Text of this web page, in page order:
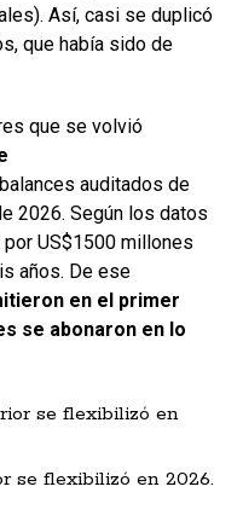
Así, casi se duplicó
que había sido de
que se volvió
auditados de
2026. Según los datos
US$1500 millones
años. De ese
en el primer
se abonaron en lo
se flexibilizó en 2026.